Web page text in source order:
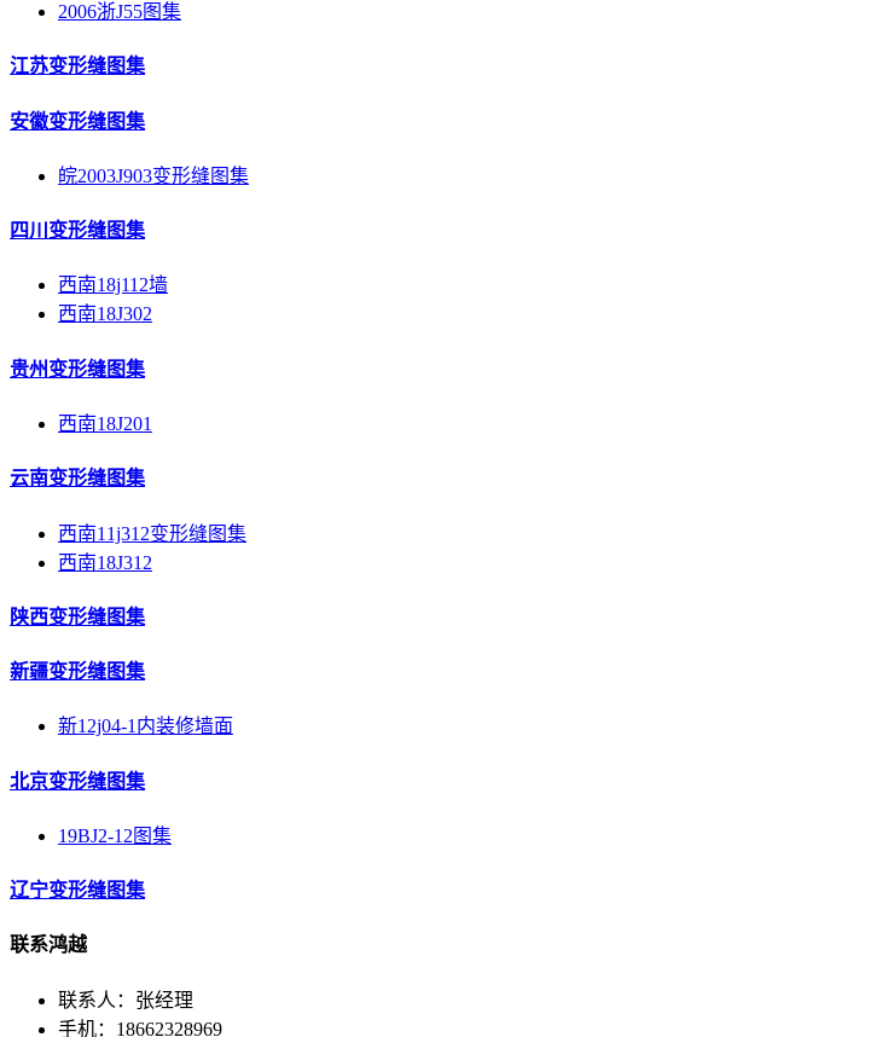
2006浙J55图集
江苏变形缝图集
安徽变形缝图集
皖2003J903变形缝图集
四川变形缝图集
西南18j112墙
西南18J302
贵州变形缝图集
西南18J201
云南变形缝图集
西南11j312变形缝图集
西南18J312
陕西变形缝图集
新疆变形缝图集
新12j04-1内装修墙面
北京变形缝图集
19BJ2-12图集
辽宁变形缝图集
联系鸿越
联系人：张经理
手机：18662328969